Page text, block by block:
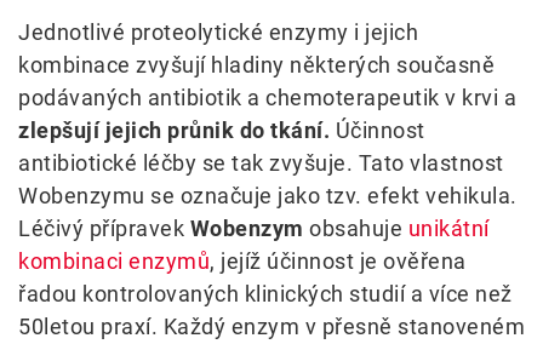
Jednotlivé proteolytické enzymy i jejich
kombinace zvyšují hladiny některých současně
podávaných antibiotik a chemoterapeutik v krvi a
zlepšují jejich průnik do tkání. Účinnost
antibiotické léčby se tak zvyšuje. Tato vlastnost
Wobenzymu se označuje jako tzv. efekt vehikula.
Léčivý přípravek Wobenzym obsahuje unikátní
kombinaci enzymů, jejíž účinnost je ověřena
řadou kontrolovaných klinických studií a více než
50letou praxí. Každý enzym v přesně stanoveném